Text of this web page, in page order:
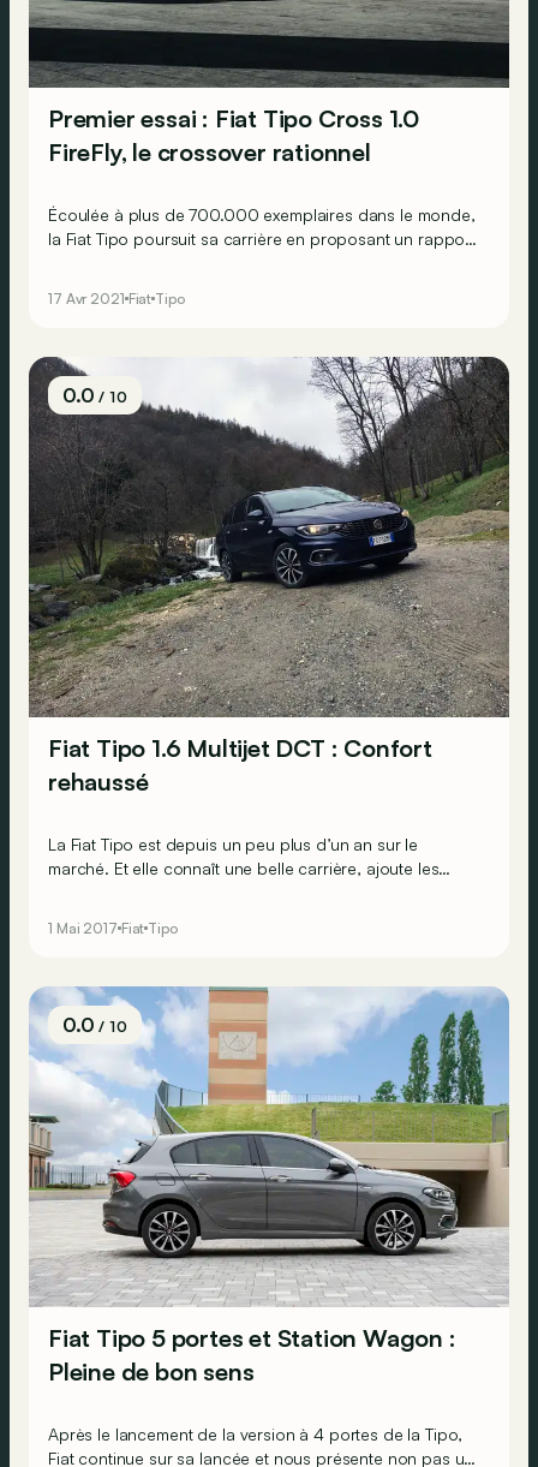
Premier essai : Fiat Tipo Cross 1.0
FireFly, le crossover rationnel
Écoulée à plus de 700.000 exemplaires dans le monde,
la Fiat Tipo poursuit sa carrière en proposant un rapport
d’une nouvelle déclinaison : la Tipo Cross, une variante
17 Avr 2021 Fiat Tipo
0.0/ 10
Fiat Tipo 1.6 Multijet DCT : Confort
rehaussé
La Fiat Tipo est depuis un peu plus d’un an sur le
marché. Et elle connaît une belle carrière, ajoute les
automatique DCT à double embrayage.
1 Mai 2017 Fiat Tipo
0.0/ 10
Fiat Tipo 5 portes et Station Wagon :
Pleine de bon sens
Après le lancement de la version à 4 portes de la Tipo,
Fiat continue sur sa lancée et nous présente non pas un,